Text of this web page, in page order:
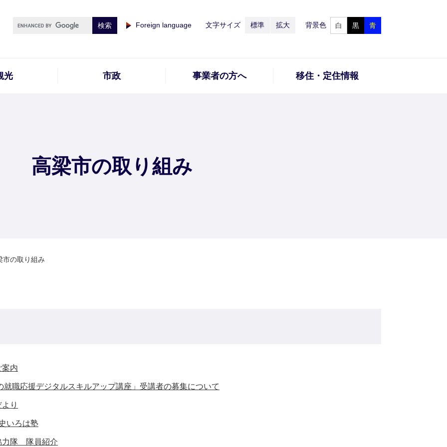
Foreign language 文字サイズ 標準 拡大 背景色 白 黒 青
光 市政 事業者の方へ 移住・定住情報
高梁市の取り組み
市の取り組み
内
就職応援デジタルスキルアップ講座」受講者の募集について
り
いろは塾
力隊 隊員紹介